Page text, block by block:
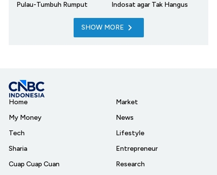
Pulau-Tumbuh Rumput
Indosat agar Tak Hangus
SHOW MORE
Home
My Money
Tech
Sharia
Cuap Cuap Cuan
Market
News
Lifestyle
Entrepreneur
Research